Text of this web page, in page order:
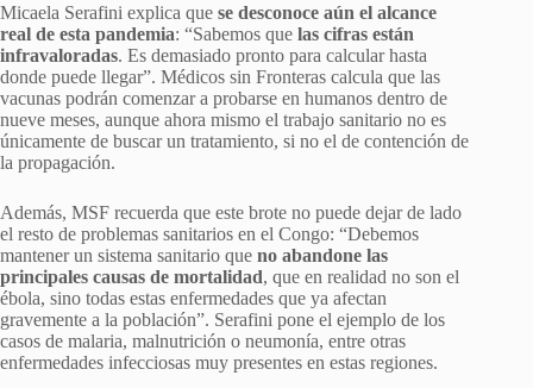
Micaela Serafini explica que se desconoce aún el alcance
real de esta pandemia: “Sabemos que las cifras están
infravaloradas. Es demasiado pronto para calcular hasta
donde puede llegar”. Médicos sin Fronteras calcula que las
vacunas podrán comenzar a probarse en humanos dentro de
nueve meses, aunque ahora mismo el trabajo sanitario no es
únicamente de buscar un tratamiento, si no el de contención de
la propagación.
Además, MSF recuerda que este brote no puede dejar de lado
el resto de problemas sanitarios en el Congo: “Debemos
mantener un sistema sanitario que no abandone las
principales causas de mortalidad, que en realidad no son el
ébola, sino todas estas enfermedades que ya afectan
gravemente a la población”. Serafini pone el ejemplo de los
casos de malaria, malnutrición o neumonía, entre otras
enfermedades infecciosas muy presentes en estas regiones.